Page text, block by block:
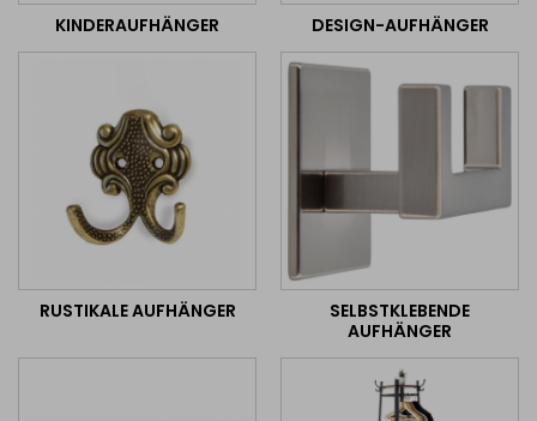
KINDERAUFHÄNGER DESIGN-AUFHÄNGER
RUSTIKALE AUFHÄNGER
SELBSTKLEBENDE
AUFHÄNGER